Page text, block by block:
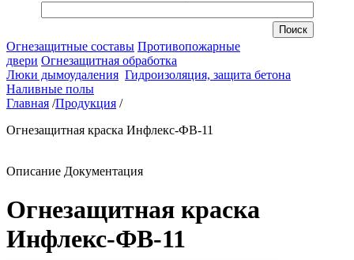
Огнезащитные составы Противопожарные
двери Огнезащитная обработка
Люки дымоудаления Гидроизоляция, защита бетона
Наливные полы
Главная /Продукция /
Огнезащитная краска Инфлекс-ФВ-11
Описание Документация
Огнезащитная краска
Инфлекс-ФВ-11